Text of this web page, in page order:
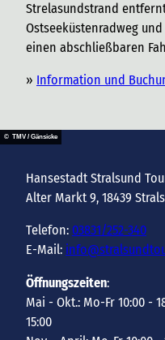
Strelasundstrand
Ostseeküstenradweg
einen abschließbaren
» Information und
© TMV / Gänsicke
Hansestadt Stralsund
Alter Markt 9, 18439
Telefon: 03831/252-340
E-Mail:
Öffnungszeiten:
Mai - Okt.: Mo-Fr 10:00 -
15:00